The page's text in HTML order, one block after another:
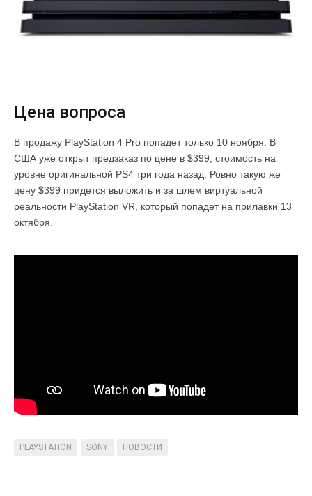
Цена вопроса
В продажу PlayStation 4 Pro попадет только 10 ноября. В
США уже открыт предзаказ по цене в $399, стоимость на
уровне оригинальной PS4 три года назад. Ровно такую же
цену $399 придется выложить и за шлем виртуальной
реальности PlayStation VR, который попадет на прилавки 13
октября.
PLAYSTATION SONY НОВОСТИ